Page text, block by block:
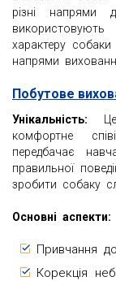
різні напрями
характеру
напрями
Побутове
Унікальність: Це
комфортне
передбачає
правильної
зробити собаку
Основні аспекти:
Привчання
Корекція